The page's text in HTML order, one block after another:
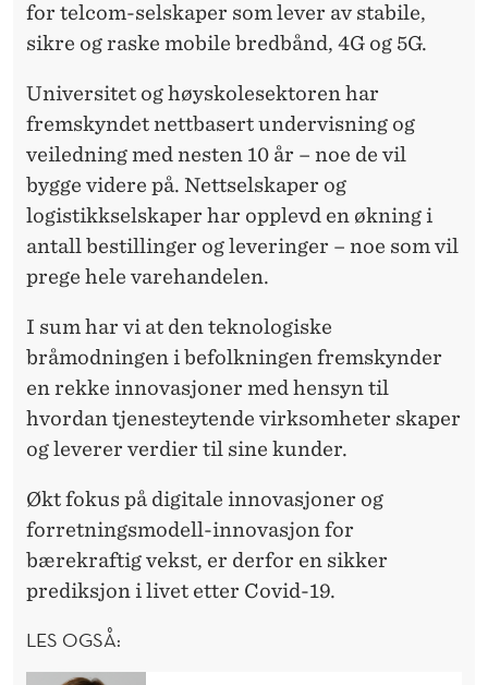
for telcom-selskaper som lever av stabile,
sikre og raske mobile bredbånd, 4G og 5G.
Universitet og høyskolesektoren har
fremskyndet nettbasert undervisning og
veiledning med nesten 10 år – noe de vil
bygge videre på. Nettselskaper og
logistikkselskaper har opplevd en økning i
antall bestillinger og leveringer – noe som vil
prege hele varehandelen.
I sum har vi at den teknologiske
bråmodningen i befolkningen fremskynder
en rekke innovasjoner med hensyn til
hvordan tjenesteytende virksomheter skaper
og leverer verdier til sine kunder.
Økt fokus på digitale innovasjoner og
forretningsmodell-innovasjon for
bærekraftig vekst, er derfor en sikker
prediksjon i livet etter Covid-19.
LES OGSÅ: